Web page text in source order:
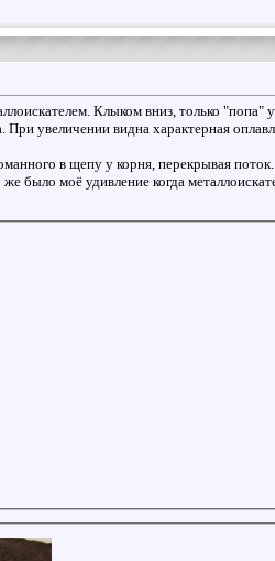
Клыком вниз, только "попа"
увеличении видна характерная
в щепу у корня, перекрывая
было моё удивление когда